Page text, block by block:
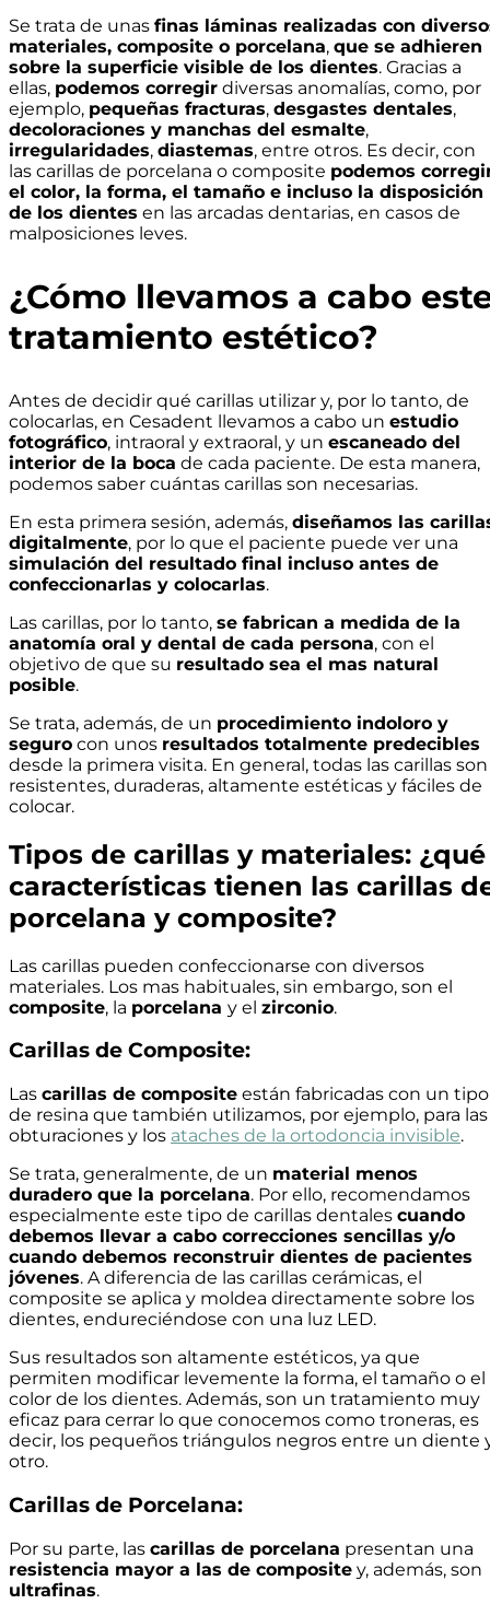
Se trata de unas finas láminas realizadas con
materiales, composite o porcelana, que se adhieren
sobre la superficie visible de los dientes. Gracias a
ellas, podemos corregir diversas anomalías, como, por
ejemplo, pequeñas fracturas, desgastes dentales,
decoloraciones y manchas del esmalte,
irregularidades, diastemas, entre otros. Es decir, con
las carillas de porcelana o composite podemos
el color, la forma, el tamaño e incluso la disposición
de los dientes en las arcadas dentarias, en casos de
malposiciones leves.
¿Cómo llevamos a cabo
tratamiento estético?
Antes de decidir qué carillas utilizar y, por lo tanto, de
colocarlas, en Cesadent llevamos a cabo un estudio
fotográfico, intraoral y extraoral, y un escaneado del
interior de la boca de cada paciente. De esta manera,
podemos saber cuántas carillas son necesarias.
En esta primera sesión, además, diseñamos las
digitalmente, por lo que el paciente puede ver una
simulación del resultado final incluso antes de
confeccionarlas y colocarlas.
Las carillas, por lo tanto, se fabrican a medida de la
anatomía oral y dental de cada persona, con el
objetivo de que su resultado sea el mas natural
posible.
Se trata, además, de un procedimiento indoloro y
seguro con unos resultados totalmente predecibles
desde la primera visita. En general, todas las carillas son
resistentes, duraderas, altamente estéticas y fáciles de
colocar.
Tipos de carillas y materiales: ¿qué
características tienen las carillas
porcelana y composite?
Las carillas pueden confeccionarse con diversos
materiales. Los mas habituales, sin embargo, son el
composite, la porcelana y el zirconio.
Carillas de Composite:
Las carillas de composite están fabricadas con un tipo
de resina que también utilizamos, por ejemplo, para las
obturaciones y los ataches de la ortodoncia invisible.
Se trata, generalmente, de un material menos
duradero que la porcelana. Por ello, recomendamos
especialmente este tipo de carillas dentales cuando
debemos llevar a cabo correcciones sencillas y/o
cuando debemos reconstruir dientes de pacientes
jóvenes. A diferencia de las carillas cerámicas, el
composite se aplica y moldea directamente sobre los
dientes, endureciéndose con una luz LED.
Sus resultados son altamente estéticos, ya que
permiten modificar levemente la forma, el tamaño o el
color de los dientes. Además, son un tratamiento muy
eficaz para cerrar lo que conocemos como troneras, es
decir, los pequeños triángulos negros entre un diente
otro.
Carillas de Porcelana:
Por su parte, las carillas de porcelana presentan una
resistencia mayor a las de composite y, además, son
ultrafinas.